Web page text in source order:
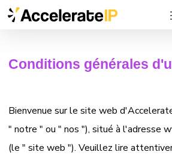
Skip
content
Conditions générales
Bienvenue sur le site web
" notre " ou " nos "), situé à l'adresse
(le " site web "). Veuillez lire